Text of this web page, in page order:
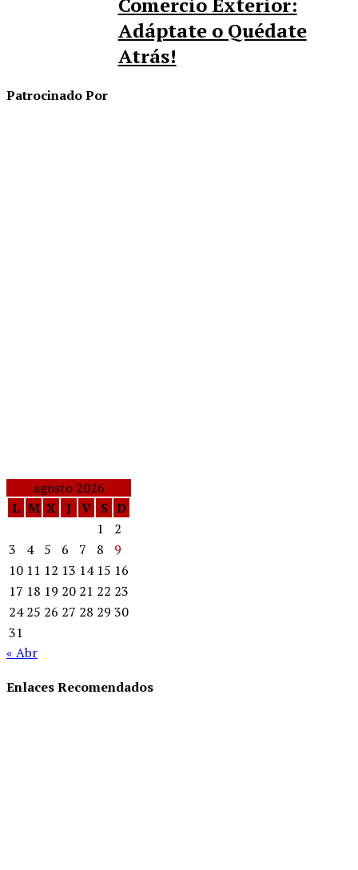
Comercio Exterior:
Adáptate o Quédate
Atrás!
Patrocinado Por
agosto 2026
L M X J V S D
1
2
3
4 5 6 7 8
9
10 11 12 13 14 15 16
17 18 19 20 21 22 23
24 25 26 27 28 29 30
31
« Abr
Enlaces Recomendados